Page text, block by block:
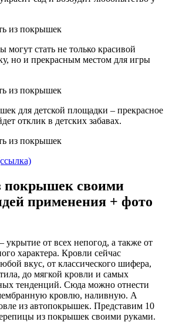
стать не только красивой
но и прекрасным местом для игры
для детской площадки – прекрасное
отклик в детских забавах.
покрышек своими
применения + фото
от всех непогод, а также от
характера. Кровли сейчас
вкус, от классического шифера,
до мягкой кровли и самых
тенденций. Сюда можно отнести
кровлю, наливную. А
из автопокрышек. Представим 10
из покрышек своими руками.